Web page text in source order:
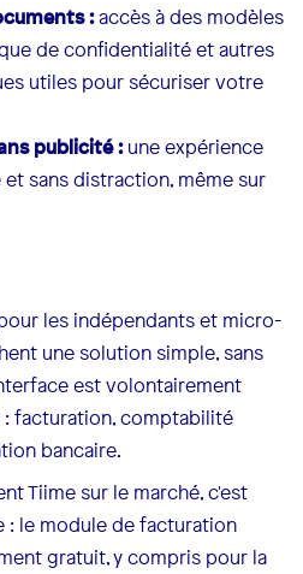
:accès à des modèles
de confidentialité et autres
utiles pour sécuriser votre
publicité :une expérience
sans distraction, même sur
les indépendants et micro-
une solution simple, sans
est volontairement
: facturation, comptabilité
bancaire.
Tiime sur le marché, c'est
: le module de facturation
gratuit, y compris pour la